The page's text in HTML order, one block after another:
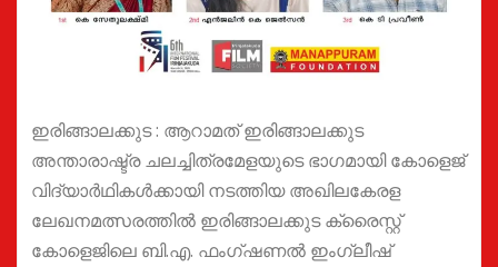
ഇരിങ്ങാലക്കുട : ആറാമത് ഇരിങ്ങാലക്കുട
അന്താരാഷ്ട്ര ചലച്ചിത്രമേളയുടെ ഭാഗമായി കോളെജ്
വിദ്യാർഥികൾക്കായി നടത്തിയ അഖിലകേരള
ലേഖനമത്സരത്തിൽ ഇരിങ്ങാലക്കുട ക്രൈസ്റ്റ്
കോളെജിലെ ബി.എ. ഫംഗ്ഷണൽ ഇംഗ്ലീഷ്